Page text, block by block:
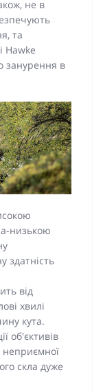
не в
та
Hawke
занурення в
низькою
здатність
від
хвилі
кута.
об'єктивів
неприємної
скла дуже